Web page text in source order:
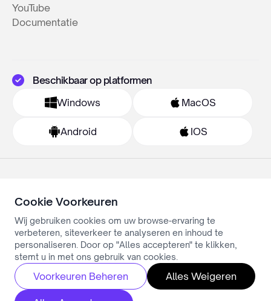
YouTube
Documentatie
Beschikbaar op platformen
Windows
MacOS
Android IOS
Alle rechten voorbehouden ©Simply.ai
Privacybeleid
Algemene voorwaarden
Cookie Settings
Cookie Voorkeuren
Wij gebruiken cookies om uw browse-ervaring te
verbeteren, siteverkeer te analyseren en inhoud te
personaliseren. Door op "Alles accepteren" te klikken,
stemt u in met ons gebruik van cookies.
Voorkeuren Beheren Alles Weigeren